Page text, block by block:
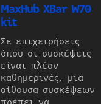
MaxHub XBar W70
kit
Σε επιχειρήσεις
όπου οι συσκέψεις
είναι πλέον
καθημερινές, μια
αίθουσα συσκέψεων